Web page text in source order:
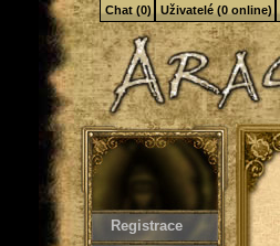
Registrace
Chat (0) Uživatelé (0 online)